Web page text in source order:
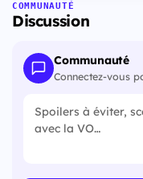
COMMUNAUTÉ
Discussion
Communauté
Connectez-vous